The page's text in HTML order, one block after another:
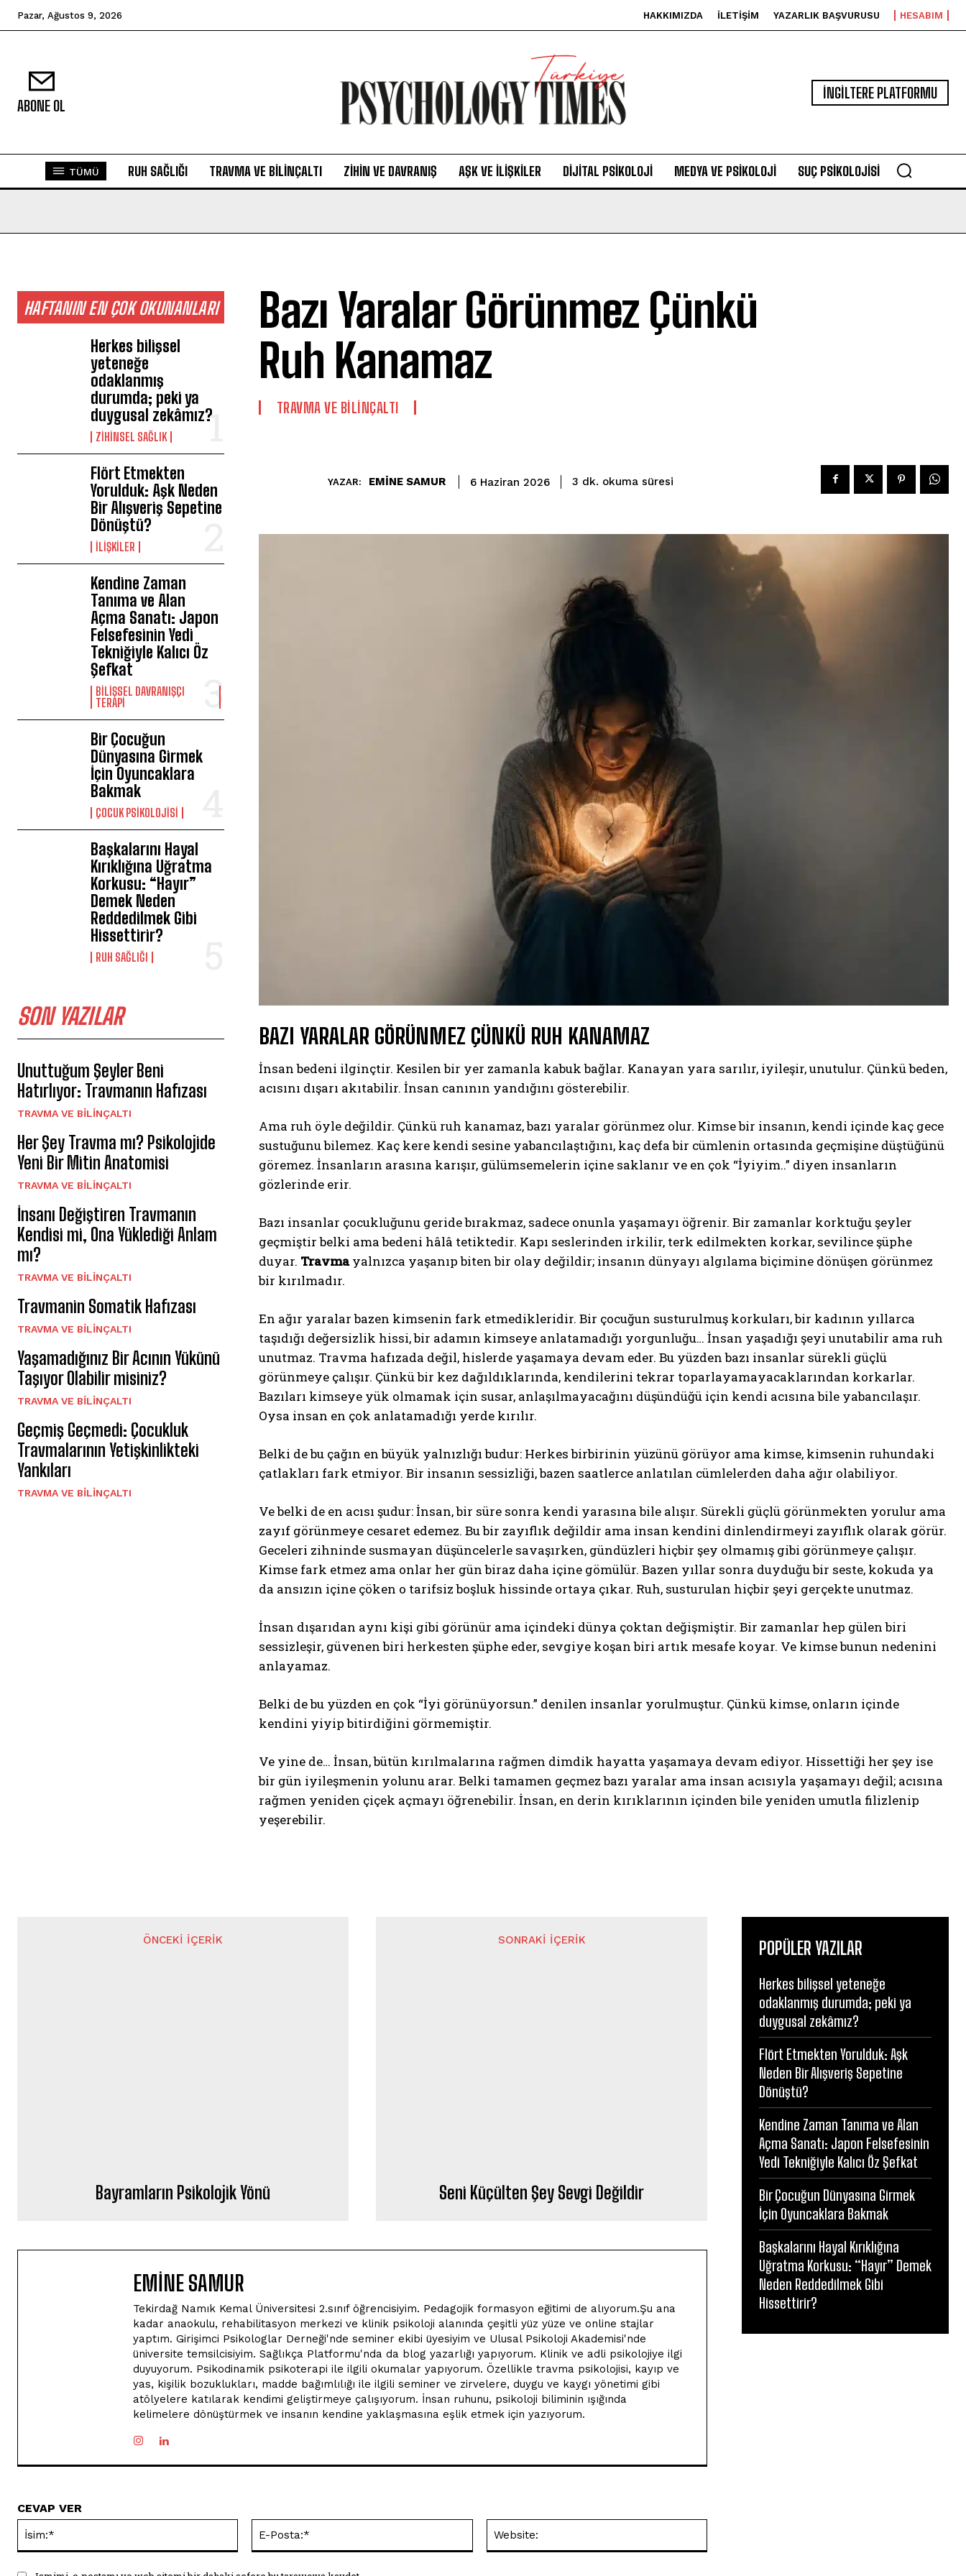
Gizlilik politikasınıokudum, onaylıyorum.
Pazar, Ağustos 9, 2026 HAKKIMIZDA İLETIŞIM YAZARLIK BAŞVURUSU HESABIM
ABONE OL
İNGİLTERE PLATFORMU
TÜMÜ RUH SAĞLIĞI TRAVMA VE BILINÇALTI ZIHIN VE DAVRANIŞ AŞK VE İLIŞKILER DIJITAL PSIKOLOJI MEDYA VE PSIKOLOJI SUÇ PSIKOLOJISI
HAFTANIN EN ÇOK OKUNANLARI
Herkes bilişsel
yeteneğe
odaklanmış
durumda; peki ya
duygusal zekâmız?
ZIHINSEL SAĞLIK
Flört Etmekten
Yorulduk: Aşk Neden
Bir Alışveriş Sepetine
Dönüştü?
İLIŞKILER
Kendine Zaman
Tanıma ve Alan
Açma Sanatı: Japon
Felsefesinin Yedi
Tekniğiyle Kalıcı Öz
Şefkat
BILIŞSEL DAVRANIŞÇI
TERAPI
Bir Çocuğun
Dünyasına Girmek
İçin Oyuncaklara
Bakmak
ÇOCUK PSIKOLOJISI
Başkalarını Hayal
Kırıklığına Uğratma
Korkusu: “Hayır”
Demek Neden
Reddedilmek Gibi
Hissettirir?
⁠RUH SAĞLIĞI
SON YAZILAR
Unuttuğum Şeyler Beni
Hatırlıyor: Travmanın Hafızası
⁠TRAVMA VE BILINÇALTI
Her Şey Travma mı? Psikolojide
Yeni Bir Mitin Anatomisi
⁠TRAVMA VE BILINÇALTI
İnsanı Değiştiren Travmanın
Kendisi mi, Ona Yüklediği Anlam
mı?
⁠TRAVMA VE BILINÇALTI
Travmanin Somatik Hafızası
⁠TRAVMA VE BILINÇALTI
Yaşamadığınız Bir Acının Yükünü
Taşıyor Olabilir misiniz?
⁠TRAVMA VE BILINÇALTI
Geçmiş Geçmedi: Çocukluk
Travmalarının Yetişkinlikteki
Yankıları
⁠TRAVMA VE BILINÇALTI
Bazı Yaralar Görünmez Çünkü
Ruh Kanamaz
⁠TRAVMA VE BILINÇALTI
YAZAR: EMİNE SAMUR 6 Haziran 2026 3 dk. okuma süresi
BAZI YARALAR GÖRÜNMEZ ÇÜNKÜ RUH KANAMAZ
İnsan bedeni ilginçtir. Kesilen bir yer zamanla kabuk bağlar. Kanayan yara sarılır, iyileşir, unutulur. Çünkü beden,
acısını dışarı akıtabilir. İnsan canının yandığını gösterebilir.
Ama ruh öyle değildir. Çünkü ruh kanamaz, bazı yaralar görünmez olur. Kimse bir insanın, kendi içinde kaç gece
sustuğunu bilemez. Kaç kere kendi sesine yabancılaştığını, kaç defa bir cümlenin ortasında geçmişine düştüğünü
göremez. İnsanların arasına karışır, gülümsemelerin içine saklanır ve en çok “İyiyim..” diyen insanların
gözlerinde erir.
Bazı insanlar çocukluğunu geride bırakmaz, sadece onunla yaşamayı öğrenir. Bir zamanlar korktuğu şeyler
geçmiştir belki ama bedeni hâlâ tetiktedir. Kapı seslerinden irkilir, terk edilmekten korkar, sevilince şüphe
duyar. Travmayalnızca yaşanıp biten bir olay değildir; insanın dünyayı algılama biçimine dönüşen görünmez
bir kırılmadır.
En ağır yaralar bazen kimsenin fark etmedikleridir. Bir çocuğun susturulmuş korkuları, bir kadının yıllarca
taşıdığı değersizlik hissi, bir adamın kimseye anlatamadığı yorgunluğu… İnsan yaşadığı şeyi unutabilir ama ruh
unutmaz. Travma hafızada değil, hislerde yaşamaya devam eder. Bu yüzden bazı insanlar sürekli güçlü
görünmeye çalışır. Çünkü bir kez dağıldıklarında, kendilerini tekrar toparlayamayacaklarından korkarlar.
Bazıları kimseye yük olmamak için susar, anlaşılmayacağını düşündüğü için kendi acısına bile yabancılaşır.
Oysa insan en çok anlatamadığı yerde kırılır.
Belki de bu çağın en büyük yalnızlığı budur: Herkes birbirinin yüzünü görüyor ama kimse, kimsenin ruhundaki
çatlakları fark etmiyor. Bir insanın sessizliği, bazen saatlerce anlatılan cümlelerden daha ağır olabiliyor.
Ve belki de en acısı şudur: İnsan, bir süre sonra kendi yarasına bile alışır. Sürekli güçlü görünmekten yorulur ama
zayıf görünmeye cesaret edemez. Bu bir zayıflık değildir ama insan kendini dinlendirmeyi zayıflık olarak görür.
Geceleri zihninde susmayan düşüncelerle savaşırken, gündüzleri hiçbir şey olmamış gibi görünmeye çalışır.
Kimse fark etmez ama onlar her gün biraz daha içine gömülür. Bazen yıllar sonra duyduğu bir seste, kokuda ya
da ansızın içine çöken o tarifsiz boşluk hissinde ortaya çıkar. Ruh, susturulan hiçbir şeyi gerçekte unutmaz.
İnsan dışarıdan aynı kişi gibi görünür ama içindeki dünya çoktan değişmiştir. Bir zamanlar hep gülen biri
sessizleşir, güvenen biri herkesten şüphe eder, sevgiye koşan biri artık mesafe koyar. Ve kimse bunun nedenini
anlayamaz.
Belki de bu yüzden en çok “İyi görünüyorsun.” denilen insanlar yorulmuştur. Çünkü kimse, onların içinde
kendini yiyip bitirdiğini görmemiştir.
Ve yine de… İnsan, bütün kırılmalarına rağmen dimdik hayatta yaşamaya devam ediyor. Hissettiği her şey ise
bir gün iyileşmenin yolunu arar. Belki tamamen geçmez bazı yaralar ama insan acısıyla yaşamayı değil; acısına
rağmen yeniden çiçek açmayı öğrenebilir. İnsan, en derin kırıklarının içinden bile yeniden umutla filizlenip
yeşerebilir.
ÖNCEKI İÇERIK
Bayramların Psikolojik Yönü
SONRAKI İÇERIK
Seni Küçülten Şey Sevgi Değildir
EMİNE SAMUR
Tekirdağ Namık Kemal Üniversitesi 2.sınıf öğrencisiyim. Pedagojik formasyon eğitimi de alıyorum.Şu ana
kadar anaokulu, rehabilitasyon merkezi ve klinik psikoloji alanında çeşitli yüz yüze ve online stajlar
yaptım. Girişimci Psikologlar Derneği'nde seminer ekibi üyesiyim ve Ulusal Psikoloji Akademisi'nde
üniversite temsilcisiyim. Sağlıkça Platformu'nda da blog yazarlığı yapıyorum. Klinik ve adli psikolojiye ilgi
duyuyorum. Psikodinamik psikoterapi ile ilgili okumalar yapıyorum. Özellikle travma psikolojisi, kayıp ve
yas, kişilik bozuklukları, madde bağımlılığı ile ilgili seminer ve zirvelere, duygu ve kaygı yönetimi gibi
atölyelere katılarak kendimi geliştirmeye çalışıyorum. İnsan ruhunu, psikoloji biliminin ışığında
kelimelere dönüştürmek ve insanın kendine yaklaşmasına eşlik etmek için yazıyorum.
CEVAP VER
Posta:*
POPÜLER YAZILAR
Herkes bilişsel yeteneğe
odaklanmış durumda; peki ya
duygusal zekâmız?
Flört Etmekten Yorulduk: Aşk
Neden Bir Alışveriş Sepetine
Dönüştü?
Kendine Zaman Tanıma ve Alan
Açma Sanatı: Japon Felsefesinin
Yedi Tekniğiyle Kalıcı Öz Şefkat
Bir Çocuğun Dünyasına Girmek
İçin Oyuncaklara Bakmak
Başkalarını Hayal Kırıklığına
Uğratma Korkusu: “Hayır” Demek
Neden Reddedilmek Gibi
Hissettirir?